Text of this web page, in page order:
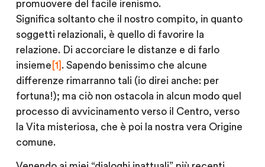
promuovere del facile irenismo.
Significa soltanto che il nostro compito, in quanto
soggetti relazionali, è quello di favorire la
relazione. Di accorciare le distanze e di farlo
insieme [1] . Sapendo benissimo che alcune
differenze rimarranno tali (io direi anche: per
fortuna!); ma ciò non ostacola in alcun modo quel
processo di avvicinamento verso il Centro, verso
la Vita misteriosa, che è poi la nostra vera Origine
comune.